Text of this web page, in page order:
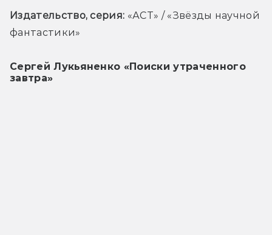
Издательство, серия: «АСТ» / «Звёзды научной
фантастики»
Сергей Лукьяненко «Поиски утраченного
завтра»